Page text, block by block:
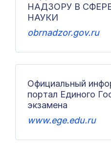
НАДЗОРУ В
НАУКИ
obrnadzor.gov.ru
Официальный
портал Единого
экзамена
www.ege.edu.ru